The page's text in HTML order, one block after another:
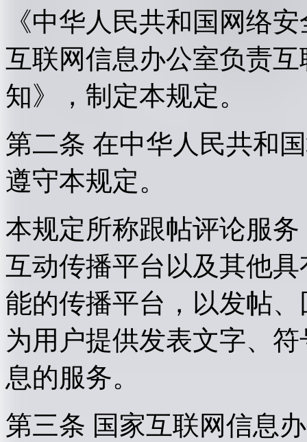
《中华人民共和国网络
互联网信息办公室负责
知》，制定本规定。
第二条 在中华人民共和
遵守本规定。
本规定所称跟帖评论服
互动传播平台以及其他
能的传播平台，以发帖
为用户提供发表文字、
息的服务。
第三条 国家互联网信息